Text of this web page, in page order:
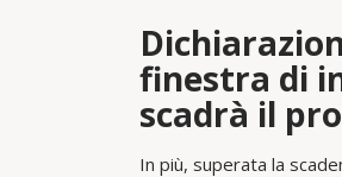
finestra di
scadrà il
In più, superata la